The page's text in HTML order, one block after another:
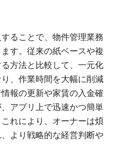
ることで、物件管理業務
す。従来の紙ベースや複
方法と比較して、一元化
、作業時間を大幅に削減
報の更新や家賃の入金確
アプリ上で迅速かつ簡単
れにより、オーナーは煩
より戦略的な経営判断や